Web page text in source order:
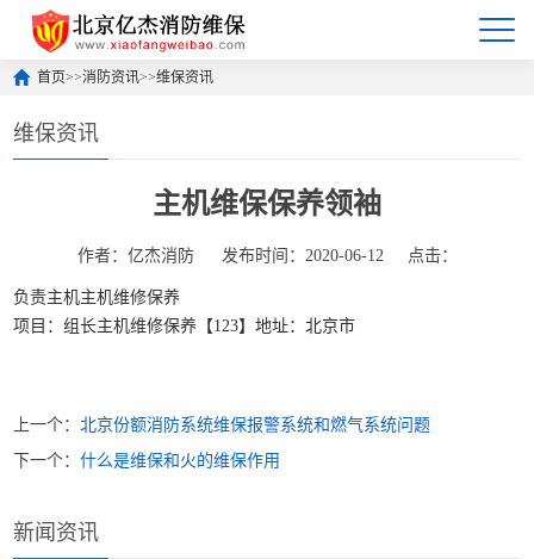
首页>>消防资讯>>维保资讯
维保资讯
主机维保保养领袖
作者：亿杰消防 发布时间：2020-06-12 点击：
负责主机主机维修保养
项目：组长主机维修保养【123】地址：北京市
上一个：北京份额消防系统维保报警系统和燃气系统问题
下一个：什么是维保和火的维保作用
新闻资讯